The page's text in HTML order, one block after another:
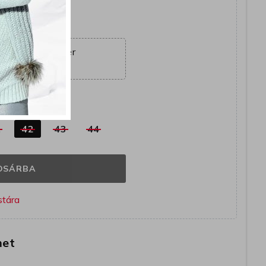
ajánlat véget ér
02:56:47
42 43 44